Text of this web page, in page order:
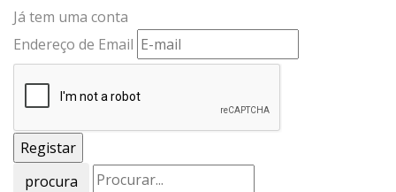
Já tem uma conta
Endereço de Email
procura